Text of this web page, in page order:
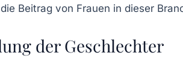
Beitrag von Frauen in dieser
der Geschlechter